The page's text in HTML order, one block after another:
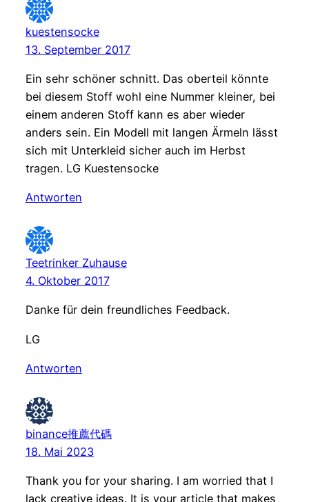
kuestensocke
13. September 2017
Ein sehr schöner schnitt. Das oberteil könnte
bei diesem Stoff wohl eine Nummer kleiner, bei
einem anderen Stoff kann es aber wieder
anders sein. Ein Modell mit langen Ärmeln lässt
sich mit Unterkleid sicher auch im Herbst
tragen. LG Kuestensocke
Antworten
Teetrinker Zuhause
4. Oktober 2017
Danke für dein freundliches Feedback.
LG
Antworten
binance推薦代碼
18. Mai 2023
Thank you for your sharing. I am worried that I
lack creative ideas. It is your article that makes